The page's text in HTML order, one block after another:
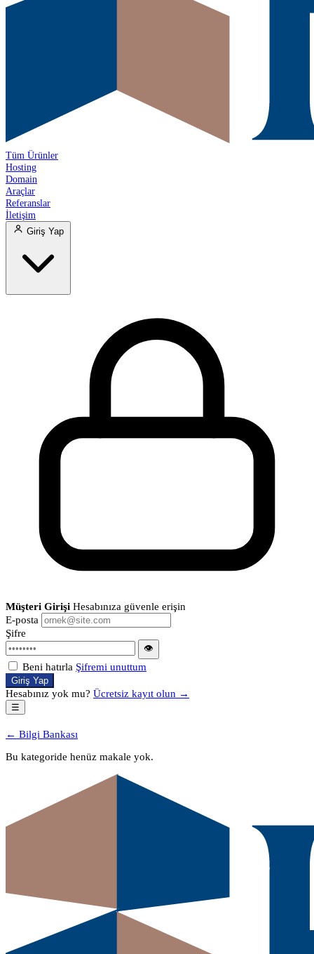
Tüm Ürünler
Hosting
Domain
Araçlar
Referanslar
İletişim
Giriş Yap
Müşteri Girişi Hesabınıza güvenle erişin
E-posta
Şifre
👁
Beni hatırla Şifremi unuttum
Giriş Yap
Hesabınız yok mu? Ücretsiz kayıt olun →
☰
← Bilgi Bankası
Bu kategoride henüz makale yok.